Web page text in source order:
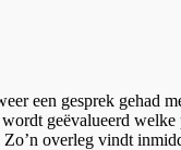
een gesprek gehad
geëvalueerd
overleg vindt